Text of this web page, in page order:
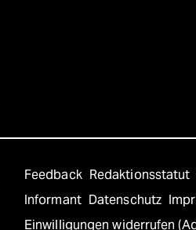
Feedback Redaktionsstatut
Informant Datenschutz
Einwilligungen widerrufen